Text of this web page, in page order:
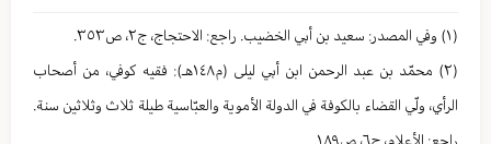
(١) وفي المصدر: سعید بن أبي الخضیب. راجع: الاحتجاج، ج٢، ص٣٥٣.
(٢) محمّد بن عبد الرحمن ابن أبي لیلی (م١٤٨هـ): فقیه كوفي، من أصحاب
الرأي، ولّي القضاء بالكوفة في الدولة الأمویة والعبّاسیة طیلة ثلاث وثلاثین سنة.
راجع: الأعلام، ج٦، ص١٨٩.